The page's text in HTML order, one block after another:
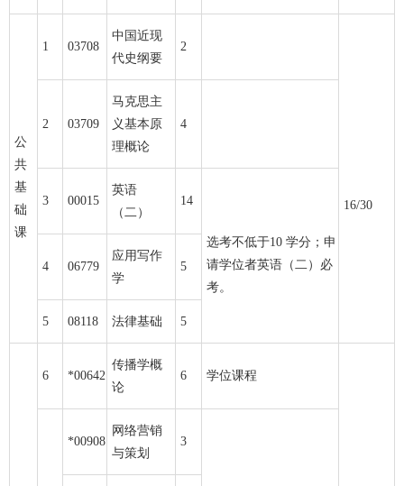
公
共
基
础
课
1 03708
中国近现
代史纲要
2
16/30
2 03709
马克思主
义基本原
理概论
4
3 00015
英语
（二）
14
选考不低于10 学分；申
请学位者英语（二）必
考。
4 06779
应用写作
学
5
5 08118 法律基础 5
6 *00642
传播学概
论
6 学位课程
*00908
网络营销
与策划
3